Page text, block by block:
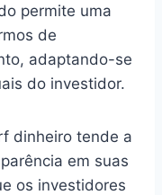
permite uma
de
adaptando-se
do investidor.
dinheiro tende a
em suas
os investidores